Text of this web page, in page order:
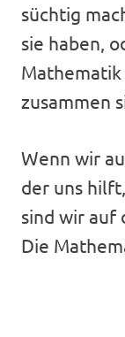
süchtig
sie haben,
zusammen
Wenn wir
der uns
sind wir auf
Die